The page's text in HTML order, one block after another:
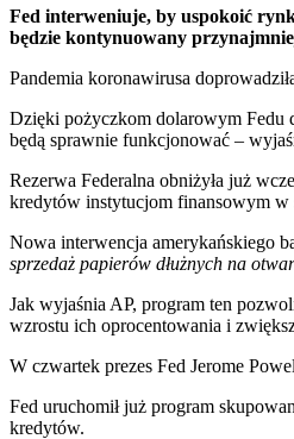
Fed interweniuje, by uspokoić
będzie kontynuowany
Pandemia koronawirusa
Dzięki pożyczkom dolarowym Fedu
będą sprawnie funkcjonować –
Rezerwa Federalna obniżyła już
kredytów instytucjom finansowym w
Nowa interwencja amerykańskiego
sprzedaż papierów dłużnych na
Jak wyjaśnia AP, program ten
wzrostu ich oprocentowania i
W czwartek prezes Fed Jerome
Fed uruchomił już program
kredytów.